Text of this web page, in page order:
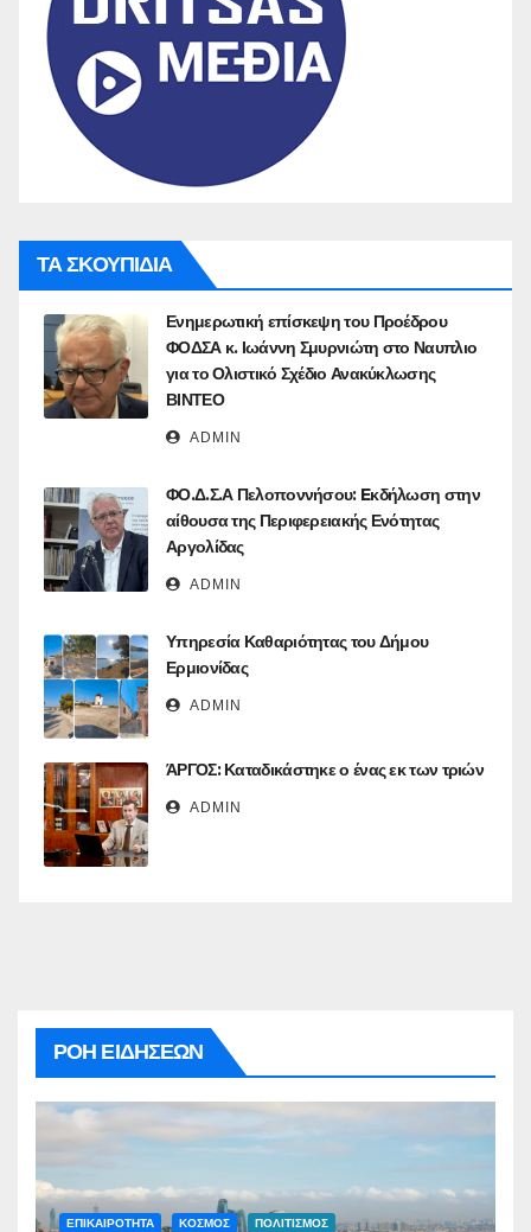
ΤΑ ΣΚΟΥΠΙΔΙΑ
Ενημερωτική επίσκεψη του Προέδρου
ΦΟΔΣΑ κ. Ιωάννη Σμυρνιώτη στο Ναυπλιο
για το Ολιστικό Σχέδιο Ανακύκλωσης
ΒΙΝΤΕΟ
ADMIN
ΦΟ.Δ.Σ.Α Πελοποννήσου: Eκδήλωση στην
αίθουσα της Περιφερειακής Ενότητας
Αργολίδας
ADMIN
Υπηρεσία Καθαριότητας του Δήμου
Ερμιονίδας
ADMIN
ΆΡΓΟΣ: Καταδικάστηκε ο ένας εκ των τριών
ADMIN
ΡΟΗ ΕΙΔΗΣΕΩΝ
ΕΠΙΚΑΙΡΟΤΗΤΑ ΚΟΣΜΟΣ ΠΟΛΙΤΙΣΜΟΣ